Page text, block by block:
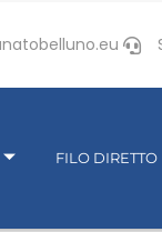
FILO DIRETTO